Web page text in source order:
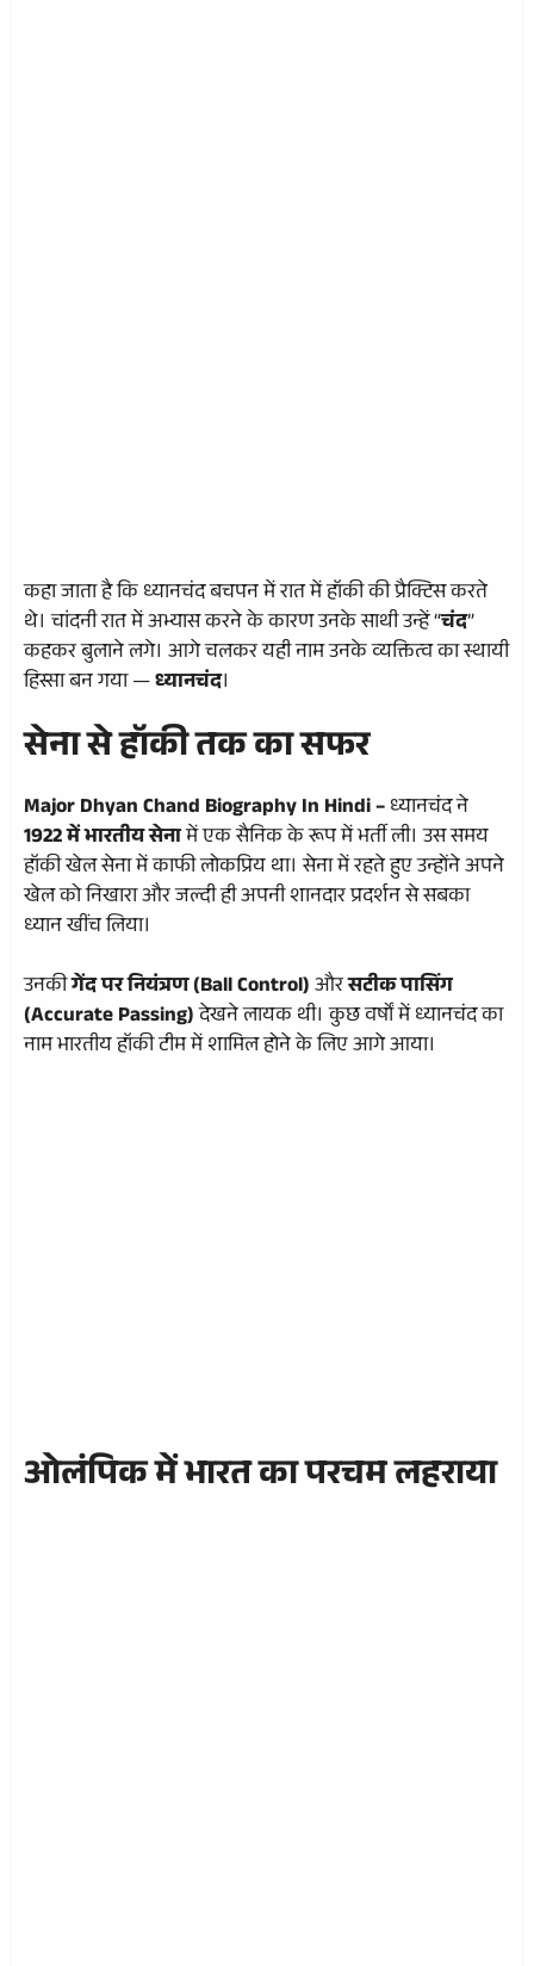
कहा जाता है कि ध्यानचंद बचपन में रात में हॉकी की प्रैक्टिस करते
थे। चांदनी रात में अभ्यास करने के कारण उनके साथी उन्हें “चंद”
कहकर बुलाने लगे। आगे चलकर यही नाम उनके व्यक्तित्व का स्थायी
हिस्सा बन गया —ध्यानचंद।
सेना से हॉकी तक का सफर
Major Dhyan Chand Biography In Hindi –ध्यानचंद ने
1922 में भारतीय सेनामें एक सैनिक के रूप में भर्ती ली। उस समय
हॉकी खेल सेना में काफी लोकप्रिय था। सेना में रहते हुए उन्होंने अपने
खेल को निखारा और जल्दी ही अपनी शानदार प्रदर्शन से सबका
ध्यान खींच लिया।
उनकीगेंद पर नियंत्रण (Ball Control)औरसटीक पासिंग
(Accurate Passing)देखने लायक थी। कुछ वर्षों में ध्यानचंद का
नाम भारतीय हॉकी टीम में शामिल होने के लिए आगे आया।
ओलंपिक में भारत का परचम लहराया